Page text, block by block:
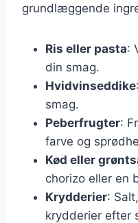
grundlæggende
Ris eller pasta:
din smag.
Hvidvinseddike
smag.
Peberfrugter:
farve og
Kød eller
chorizo eller en
Krydderier:
krydderier efter